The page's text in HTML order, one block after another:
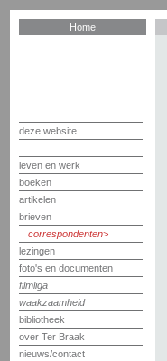
Home
deze website
leven en werk
boeken
artikelen
brieven
correspondenten
lezingen
foto's en documenten
filmliga
waakzaamheid
bibliotheek
over Ter Braak
nieuws/contact